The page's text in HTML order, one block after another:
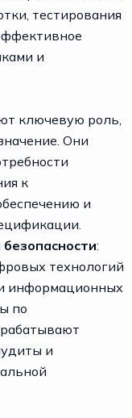
тестирования
и
ключевую роль,
Они
к
и
:
технологий
информационных
по
и